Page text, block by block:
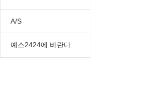
A/S
예스2424에 바란다